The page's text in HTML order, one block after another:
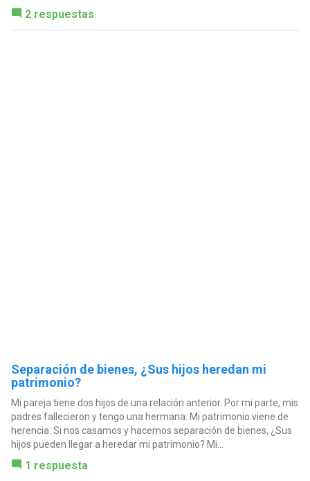
2 respuestas
Separación de bienes, ¿Sus hijos heredan mi
patrimonio?
Mi pareja tiene dos hijos de una relación anterior. Por mi parte, mis
padres fallecieron y tengo una hermana. Mi patrimonio viene de
herencia. Si nos casamos y hacemos separación de bienes, ¿Sus
hijos pueden llegar a heredar mi patrimonio? Mi...
1 respuesta